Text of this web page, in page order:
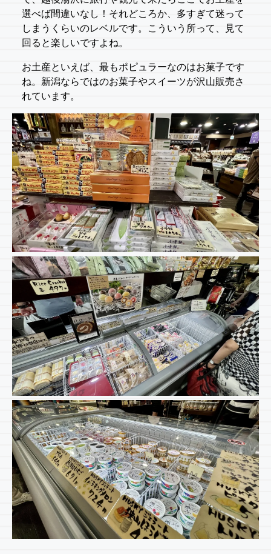
選べば間違いなし！それどころか、多すぎて迷って
しまうくらいのレベルです。こういう所って、見て
回ると楽しいですよね。
お土産といえば、最もポピュラーなのはお菓子です
ね。新潟ならではのお菓子やスイーツが沢山販売さ
れています。